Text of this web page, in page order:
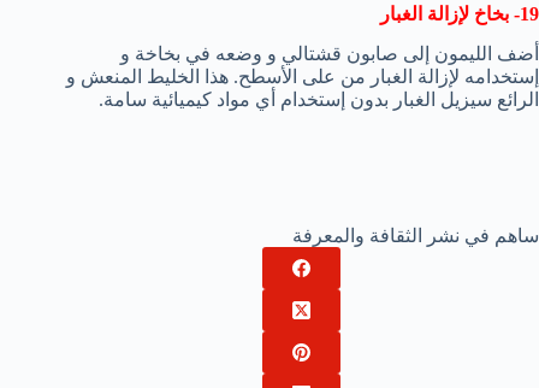
19- بخاخ لإزالة الغبار
أضف الليمون إلى صابون قشتالي و وضعه في بخاخة و
إستخدامه لإزالة الغبار من على الأسطح. هذا الخليط المنعش و
الرائع سيزيل الغبار بدون إستخدام أي مواد كيميائية سامة.
ساهم في نشر الثقافة والمعرفة